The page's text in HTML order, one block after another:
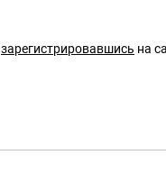
зарегистрировавшись на